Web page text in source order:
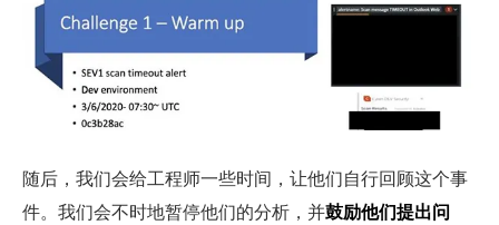
随后，我们会给工程师一些时间，让他们自行回顾这个事
件。我们会不时地暂停他们的分析，并鼓励他们提出问